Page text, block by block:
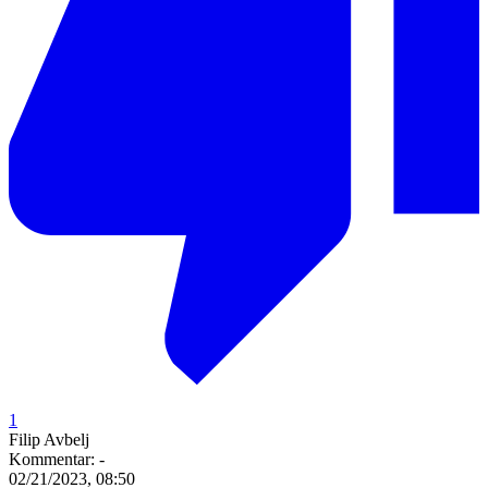
1
Filip Avbelj
Kommentar: -
02/21/2023, 08:50